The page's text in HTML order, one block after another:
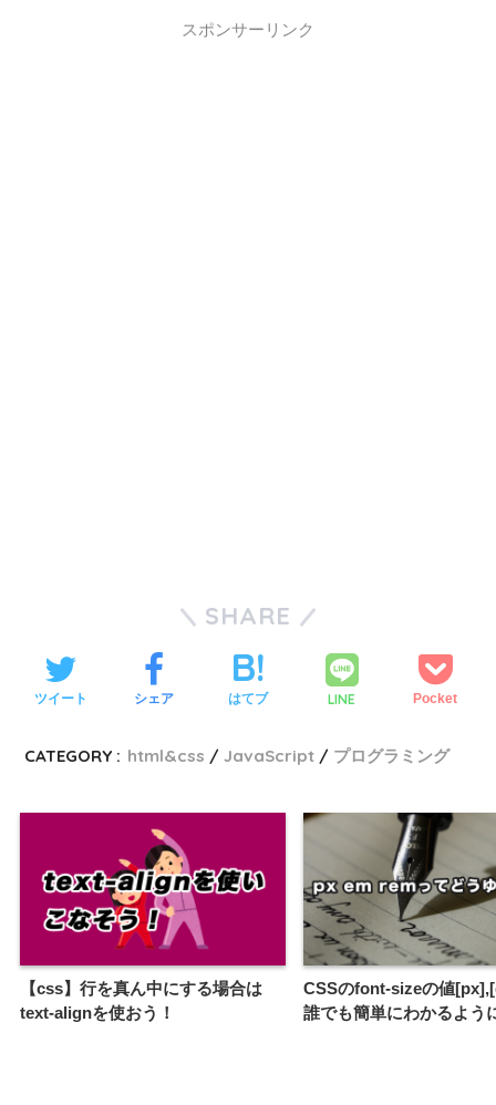
スポンサーリンク
SHARE
ツイート シェア はてブ LINE Pocket
CATEGORY : html&css JavaScript プログラミング
【css】行を真ん中にする場合は
text-alignを使おう！
CSSのfont-sizeの値
誰でも簡単にわかるよう